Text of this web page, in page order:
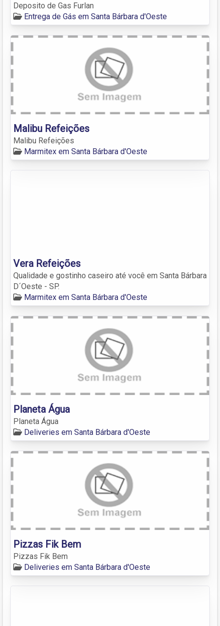
Deposito de Gas Furlan
Entrega de Gás em Santa Bárbara d'Oeste
Malibu Refeições
Malibu Refeições
Marmitex em Santa Bárbara d'Oeste
Vera Refeições
Qualidade e gostinho caseiro até você em Santa Bárbara
D´Oeste - SP.
Marmitex em Santa Bárbara d'Oeste
Planeta Água
Planeta Água
Deliveries em Santa Bárbara d'Oeste
Pizzas Fik Bem
Pizzas Fik Bem
Deliveries em Santa Bárbara d'Oeste